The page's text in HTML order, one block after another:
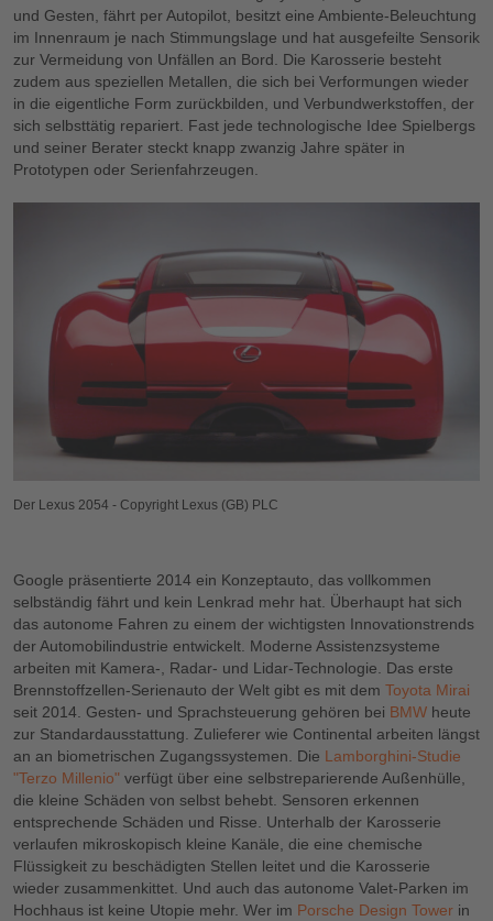
und Gesten, fährt per Autopilot, besitzt eine Ambiente-Beleuchtung
im Innenraum je nach Stimmungslage und hat ausgefeilte Sensorik
zur Vermeidung von Unfällen an Bord. Die Karosserie besteht
zudem aus speziellen Metallen, die sich bei Verformungen wieder
in die eigentliche Form zurückbilden, und Verbundwerkstoffen, der
sich selbsttätig repariert. Fast jede technologische Idee Spielbergs
und seiner Berater steckt knapp zwanzig Jahre später in
Prototypen oder Serienfahrzeugen.
Der Lexus 2054 - Copyright Lexus (GB) PLC
Google präsentierte 2014 ein Konzeptauto, das vollkommen
selbständig fährt und kein Lenkrad mehr hat. Überhaupt hat sich
das autonome Fahren zu einem der wichtigsten Innovationstrends
der Automobilindustrie entwickelt. Moderne Assistenzsysteme
arbeiten mit Kamera-, Radar- und Lidar-Technologie. Das erste
Brennstoffzellen-Serienauto der Welt gibt es mit dem Toyota Mirai
seit 2014. Gesten- und Sprachsteuerung gehören bei BMW heute
zur Standardausstattung. Zulieferer wie Continental arbeiten längst
an an biometrischen Zugangssystemen. Die Lamborghini-Studie
"Terzo Millenio" verfügt über eine selbstreparierende Außenhülle,
die kleine Schäden von selbst behebt. Sensoren erkennen
entsprechende Schäden und Risse. Unterhalb der Karosserie
verlaufen mikroskopisch kleine Kanäle, die eine chemische
Flüssigkeit zu beschädigten Stellen leitet und die Karosserie
wieder zusammenkittet. Und auch das autonome Valet-Parken im
Hochhaus ist keine Utopie mehr. Wer im Porsche Design Tower in